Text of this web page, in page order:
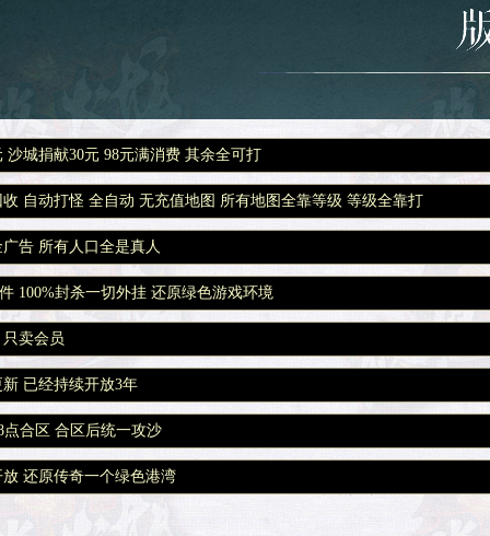
沙城捐献30元 98元满消费 其余全可打
自动打怪 全自动 无充值地图 所有地图全靠等级 等级全靠打
告 所有人口全是真人
100%封杀一切外挂 还原绿色游戏环境
卖会员
已经持续开放3年
点合区 合区后统一攻沙
还原传奇一个绿色港湾